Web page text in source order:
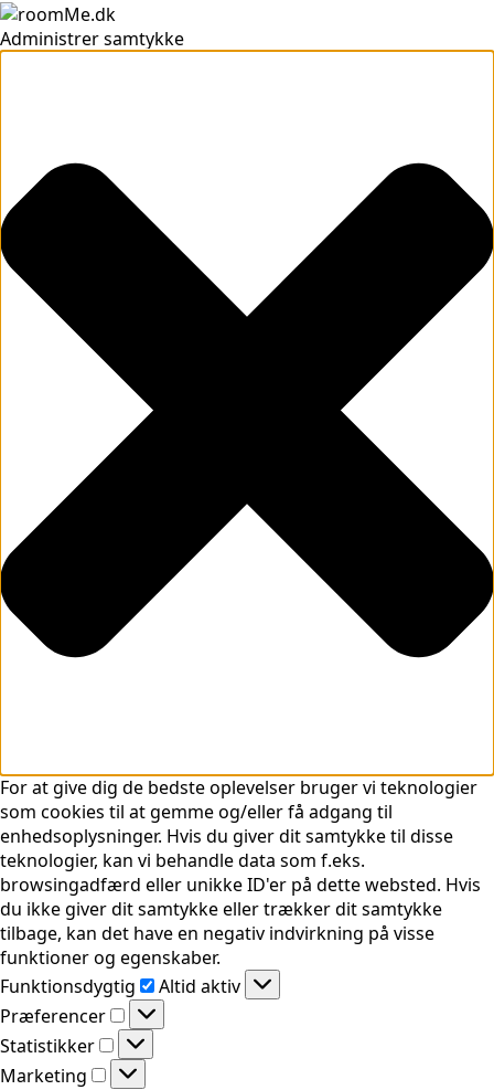
Administrer samtykke
For at give dig de bedste oplevelser bruger vi teknologier
som cookies til at gemme og/eller få adgang til
enhedsoplysninger. Hvis du giver dit samtykke til disse
teknologier, kan vi behandle data som f.eks.
browsingadfærd eller unikke ID'er på dette websted. Hvis
du ikke giver dit samtykke eller trækker dit samtykke
tilbage, kan det have en negativ indvirkning på visse
funktioner og egenskaber.
Funktionsdygtig
Funktionsdygtig
Altid aktiv
Præferencer
Præferencer
Statistikker
Statistikker
Marketing
Marketing